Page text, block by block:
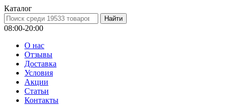
Каталог
08:00-20:00
О нас
Отзывы
Доставка
Условия
Aкции
Статьи
Контакты